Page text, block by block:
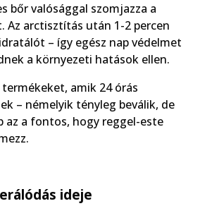
bőr valósággal szomjazza a
Az arctisztítás után 1-2 percen
– így egész nap védelmet
a környezeti hatások ellen.
amik 24 órás
– némelyik tényleg beválik, de
az a fontos, hogy reggel-este
ideje